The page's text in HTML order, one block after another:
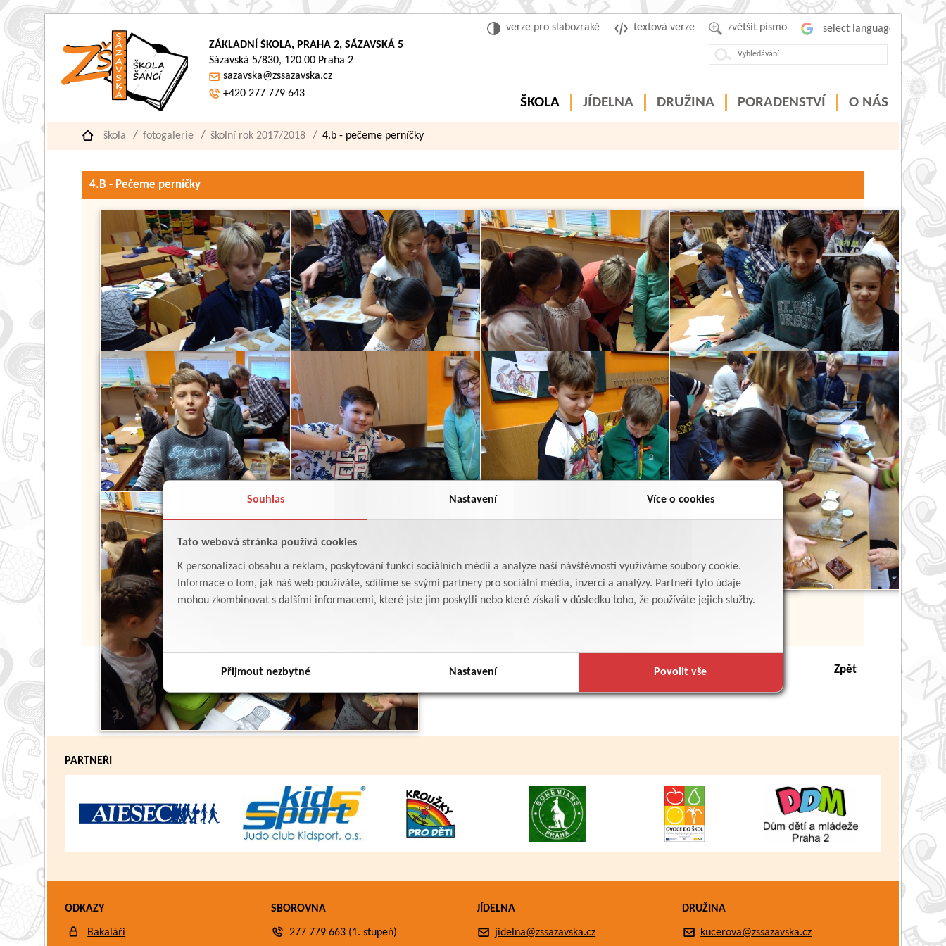
Souhlas Nastavení Více o cookies
Tato webová stránka používá cookies
K personalizaci obsahu a reklam, poskytování funkcí sociálních médií a analýze naší návštěvnosti využíváme soubory cookie.
Informace o tom, jak náš web používáte, sdílíme se svými partnery pro sociální média, inzerci a analýzy. Partneři tyto údaje
mohou zkombinovat s dalšími informacemi, které jste jim poskytli nebo které získali v důsledku toho, že používáte jejich služby.
Přijmout nezbytné Nastavení Povolit vše
zvětšit písmo
textová verze
verze pro slabozraké
ZÁKLADNÍ ŠKOLA, PRAHA 2, SÁZAVSKÁ 5
Sázavská 5/830, 120 00 Praha 2
sazavska@zssazavska.cz
+420 277 779 643
ŠKOLA JÍDELNA DRUŽINA PORADENSTVÍ O NÁS
škola fotogalerie školní rok 2017/2018 4.b - pečeme perníčky
4.B - Pečeme perníčky
Zpět
PARTNEŘI
ODKAZY
Bakaláři
SBOROVNA
277 779 663 (1. stupeň)
JÍDELNA
jidelna@zssazavska.cz
DRUŽINA
kucerova@zssazavska.cz